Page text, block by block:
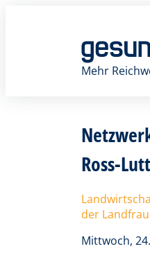
Mehr
Ross-
der
Mittwoch,